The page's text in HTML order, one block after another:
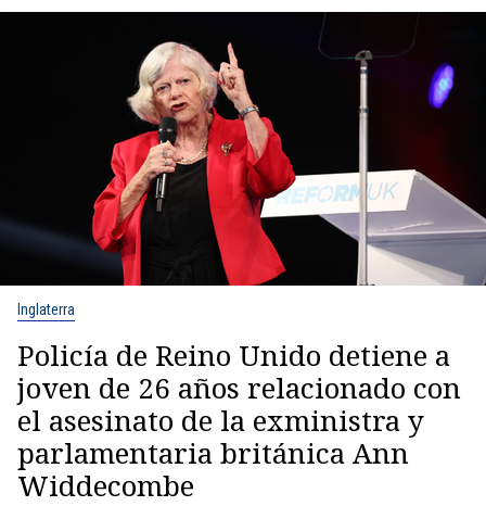
Inglaterra
Policía de Reino Unido detiene a
joven de 26 años relacionado con
el asesinato de la exministra y
parlamentaria británica Ann
Widdecombe